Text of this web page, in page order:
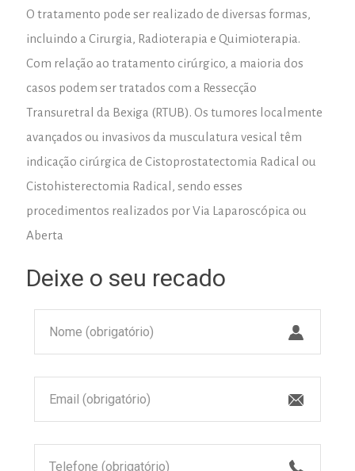
O tratamento pode ser realizado de diversas formas,
incluindo a Cirurgia, Radioterapia e Quimioterapia.
Com relação ao tratamento cirúrgico, a maioria dos
casos podem ser tratados com a Ressecção
Transuretral da Bexiga (RTUB). Os tumores localmente
avançados ou invasivos da musculatura vesical têm
indicação cirúrgica de Cistoprostatectomia Radical ou
Cistohisterectomia Radical, sendo esses
procedimentos realizados por Via Laparoscópica ou
Aberta
Deixe o seu recado